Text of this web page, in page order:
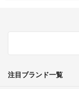
注目ブランド一覧